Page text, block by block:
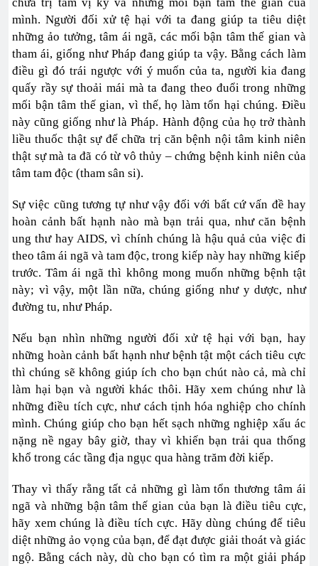
mình. Người đối xử tệ hại với ta đang giúp ta tiêu diệt
những ảo tưởng, tâm ái ngã, các mối bận tâm thế gian và
tham ái, giống như Pháp đang giúp ta vậy. Bằng cách làm
điều gì đó trái ngược với ý muốn của ta, người kia đang
quấy rầy sự thoải mái mà ta đang theo đuổi trong những
mối bận tâm thế gian, vì thế, họ làm tổn hại chúng. Điều
này cũng giống như là Pháp. Hành động của họ trở thành
liều thuốc thật sự để chữa trị căn bệnh nội tâm kinh niên
thật sự mà ta đã có từ vô thủy – chứng bệnh kinh niên của
tâm tam độc (tham sân si).
Sự việc cũng tương tự như vậy đối với bất cứ vấn đề hay
hoàn cảnh bất hạnh nào mà bạn trải qua, như căn bệnh
ung thư hay AIDS, vì chính chúng là hậu quả của việc đi
theo tâm ái ngã và tam độc, trong kiếp này hay những kiếp
trước. Tâm ái ngã thì không mong muốn những bệnh tật
này; vì vậy, một lần nữa, chúng giống như y dược, như
đường tu, như Pháp.
Nếu bạn nhìn những người đối xử tệ hại với bạn, hay
những hoàn cảnh bất hạnh như bệnh tật một cách tiêu cực
thì chúng sẽ không giúp ích cho bạn chút nào cả, mà chỉ
làm hại bạn và người khác thôi. Hãy xem chúng như là
những điều tích cực, như cách tịnh hóa nghiệp cho chính
mình. Chúng giúp cho bạn hết sạch những nghiệp xấu ác
nặng nề ngay bây giờ, thay vì khiến bạn trải qua thống
khổ trong các tầng địa ngục qua hàng trăm đời kiếp.
Thay vì thấy rằng tất cả những gì làm tổn thương tâm ái
ngã và những bận tâm thế gian của bạn là điều tiêu cực,
hãy xem chúng là điều tích cực. Hãy dùng chúng để tiêu
diệt những ảo vọng của bạn, để đạt được giải thoát và giác
ngộ. Bằng cách này, dù cho bạn có tìm ra một giải pháp